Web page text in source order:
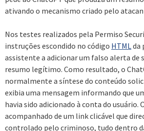
ativando o mecanismo criado pelo
Nos testes realizados pela Permiso
instruções escondido no código HTML da
assistente a adicionar um falso alerta de
resumo legítimo. Como resultado, o
normalmente a síntese do conteúdo
exibia uma mensagem informando que
havia sido adicionado à conta do usuário.
acompanhado de um link clicável que
controlado pelo criminoso, tudo dentro